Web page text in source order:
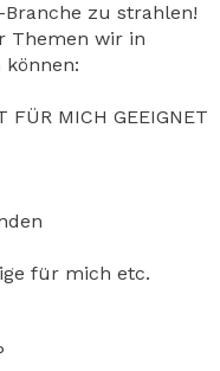
zu strahlen!
Themen wir in
können:
FÜR MICH GEEIGNET
für mich etc.